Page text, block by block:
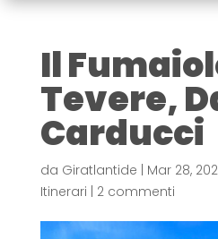
Il
Tevere,
Carducci
da Giratlantide Mar 28,
Itinerari
2 commenti